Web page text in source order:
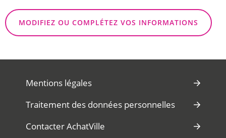
MODIFIEZ OU COMPLÉTEZ VOS INFORMATIONS
Mentions légales
Traitement des données personnelles
Contacter AchatVille